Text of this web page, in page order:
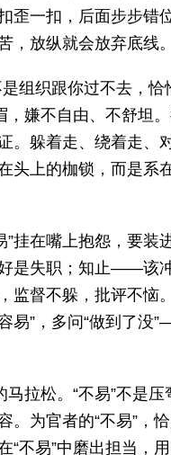
一扣，后面步步错
，放纵就会放弃底线。
组织跟你过不去，
嫌不自由、不舒坦
。躲着走、绕着走、
上的枷锁，而是系
”挂在嘴上抱怨，要装
是失职；知止——该
督不躲，批评不恼
易”，多问“做到了
拉松。“不易”不是
为官者的“不易”，恰
不易”中磨出担当，用